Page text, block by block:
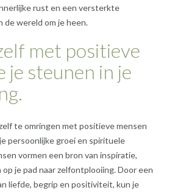
rust en een versterkte
de wereld om je heen.
met positieve
je steunen in je
te omringen met positieve mensen
persoonlijke groei en spirituele
vormen een bron van inspiratie,
je pad naar zelfontplooiing. Door een
liefde, begrip en positiviteit, kun je